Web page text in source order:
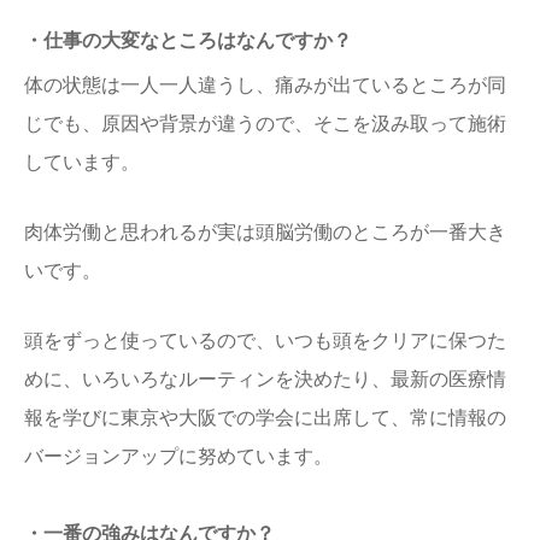
・仕事の大変なところはなんですか？
体の状態は一人一人違うし、痛みが出ているところが同
じでも、原因や背景が違うので、そこを汲み取って施術
しています。
肉体労働と思われるが実は頭脳労働のところが一番大き
いです。
頭をずっと使っているので、いつも頭をクリアに保つた
めに、いろいろなルーティンを決めたり、最新の医療情
報を学びに東京や大阪での学会に出席して、常に情報の
バージョンアップに努めています。
・一番の強みはなんですか？